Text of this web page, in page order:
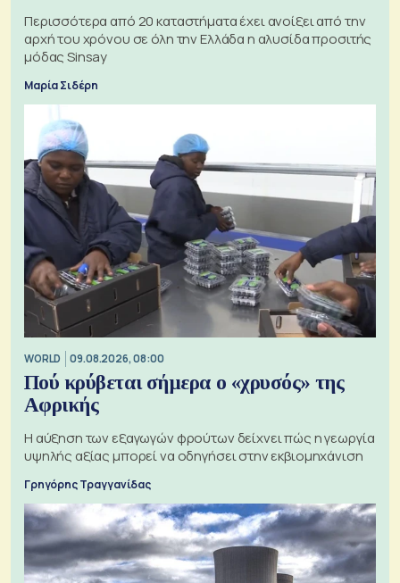
Περισσότερα από 20 καταστήματα έχει ανοίξει από την
αρχή του χρόνου σε όλη την Ελλάδα η αλυσίδα προσιτής
μόδας Sinsay
Μαρία Σιδέρη
WORLD 09.08.2026, 08:00
Πού κρύβεται σήμερα ο «χρυσός» της
Αφρικής
Η αύξηση των εξαγωγών φρούτων δείχνει πώς η γεωργία
υψηλής αξίας μπορεί να οδηγήσει στην εκβιομηχάνιση
Γρηγόρης Τραγγανίδας